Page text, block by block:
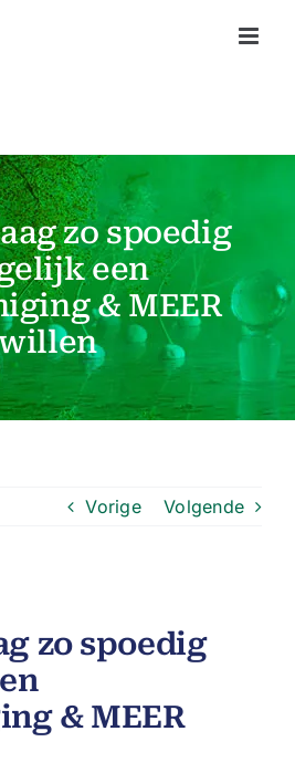
zo spoedig
een
& MEER
Vorige Volgende
zo spoedig
& MEER